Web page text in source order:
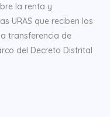
la renta y
URAS que reciben los
transferencia de
del Decreto Distrital